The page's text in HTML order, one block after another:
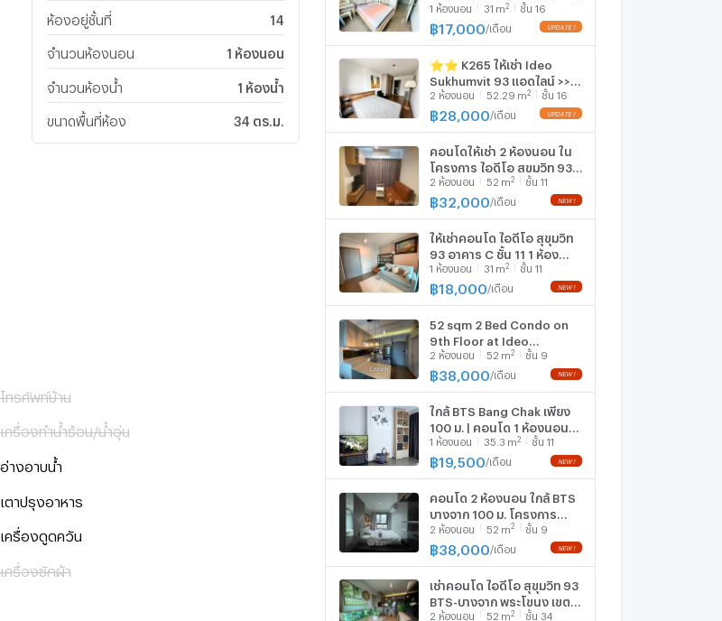
ห้องอยู่ชั้นที่ 14
จำนวนห้องนอน 1 ห้องนอน
จำนวนห้องน้ำ 1 ห้องน้ำ
ขนาดพื้นที่ห้อง 34 ตร.ม.
โทรศัพท์บ้าน
เครื่องทำน้ำร้อน/น้ำอุ่น
อ่างอาบน้ำ
เตาปรุงอาหาร
เครื่องดูดควัน
เครื่องซักผ้า
@top98 (ใส่@ด้วย) 🥎🥎
(ภาพถ่ายจากห้องจริง)
1 ห้องนอน 31 m2 ชั้น 16
฿17,000 /เดือน
⭐️⭐️ K265 ให้เช่า Ideo
Sukhumvit 93 แอดไลน์ >>
@top98 (ใส่@ด้วย) ⭐️⭐️
(ภาพถ่ายจากห้องจริง)
2 ห้องนอน 52.29 m2 ชั้น 16
฿28,000 /เดือน
คอนโดให้เช่า 2 ห้องนอน ใน
โครงการ ไอดีโอ สุขุมวิท 93
1652688
2 ห้องนอน 52 m2 ชั้น 11
฿32,000 /เดือน
ให้เช่าคอนโด ไอดีโอ สุขุมวิท
93 อาคาร C ชั้น 11 1 ห้อง
นอน ขนาด 31 ตรม ใกล้
Tesco Lotus อ่อนนุช
1 ห้องนอน 31 m2 ชั้น 11
฿18,000 /เดือน
52 sqm 2 Bed Condo on
9th Floor at Ideo
Sukhumvit 93 Bang Chak
Bangkok
2 ห้องนอน 52 m2 ชั้น 9
฿38,000 /เดือน
ใกล้ BTS Bang Chak เพียง
100 ม. | คอนโด 1 ห้องนอน
Ideo Sukhumvit 93 (ID
3122497)
1 ห้องนอน 35.3 m2 ชั้น 11
฿19,500 /เดือน
คอนโด 2 ห้องนอน ใกล้ BTS
บางจาก 100 ม. โครงการ
Ideo Sukhumvit 93 (ID
3163779)
2 ห้องนอน 52 m2 ชั้น 9
฿38,000 /เดือน
เช่าคอนโด ไอดีโอ สุขุมวิท 93
BTS-บางจาก พระโขนง เขต
คลองเตย กรุงเทพ CX-
2 ห้องนอน 52 m2 ชั้น 34